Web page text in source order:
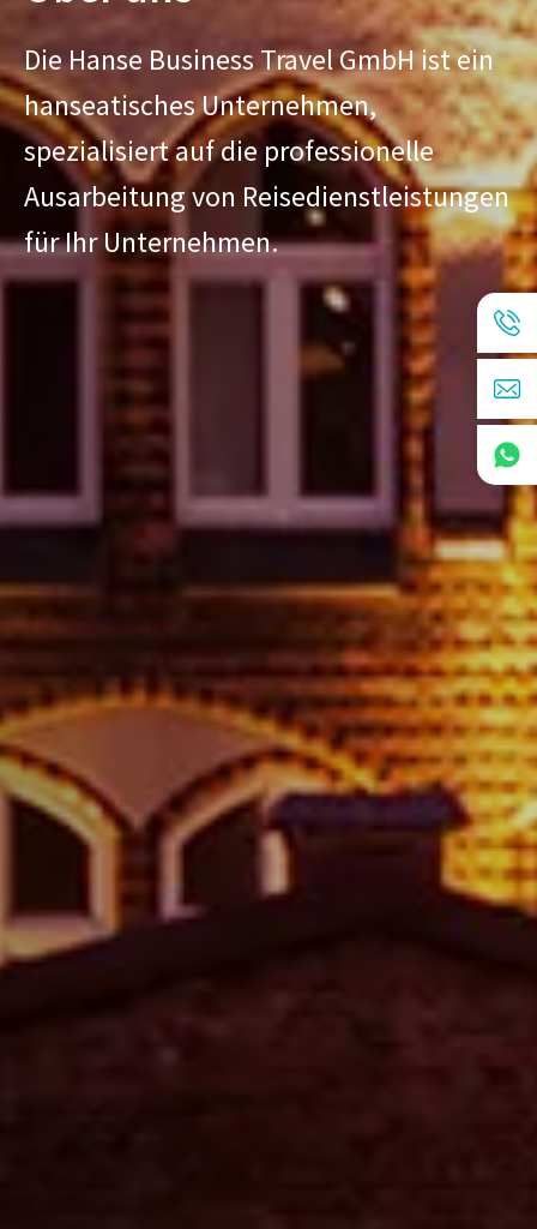
Die Hanse Business Travel GmbH ist ein
hanseatisches Unternehmen,
spezialisiert auf die professionelle
Ausarbeitung von Reisedienstleistungen
für Ihr Unternehmen.